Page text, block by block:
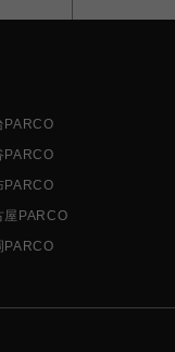
PARCO
PARCO
PARCO
屋PARCO
PARCO